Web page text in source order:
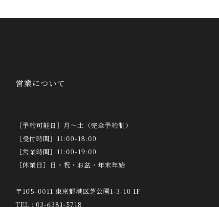
営業について
［予約可能日］月～土（完全予約制）
［受付時間］11:00-18:00
［営業時間］11:00-19:00
［休業日］日・祝・お盆・年末年始
〒105-0011 東京都港区芝公園1-3-10 1F
TEL : 03-6381-5718